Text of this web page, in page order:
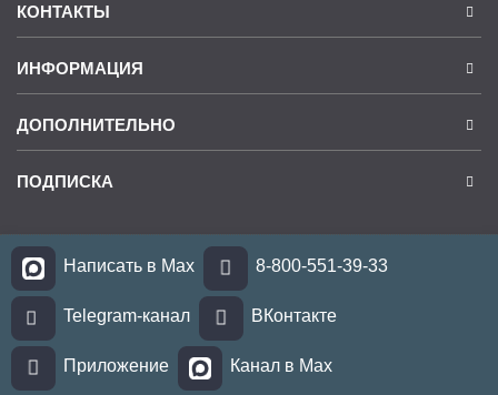
КОНТАКТЫ
ИНФОРМАЦИЯ
ДОПОЛНИТЕЛЬНО
ПОДПИСКА
Написать в Max 8-800-551-39-33
Telegram-канал ВКонтакте
Приложение Канал в Max